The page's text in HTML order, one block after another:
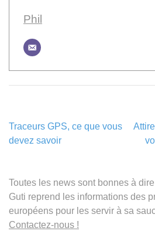
Phil
Navigation
de
Traceurs GPS, ce que vous
devez savoir
Toutes les news sont bonnes à
Guti reprend les informations des
européens pour les servir à sa
Contactez-nous !